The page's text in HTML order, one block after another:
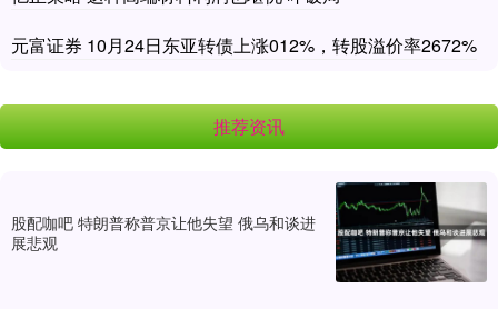
元富证券 10月24日东亚转债上涨012%，转股溢价率2672%
推荐资讯
股配咖吧 特朗普称普京让他失望 俄乌和谈进
展悲观